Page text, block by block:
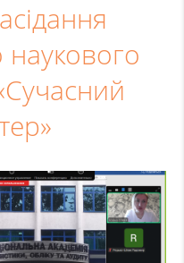
наукового